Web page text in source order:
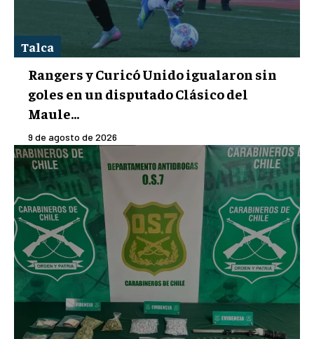
Talca
Rangers y Curicó Unido igualaron sin
goles en un disputado Clásico del
Maule...
9 de agosto de 2026